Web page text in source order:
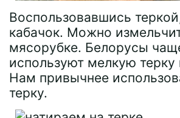
Воспользовавшись
кабачок. Можно
мясорубке. Белорусы
используют мелкую терку
Нам привычнее
терку.